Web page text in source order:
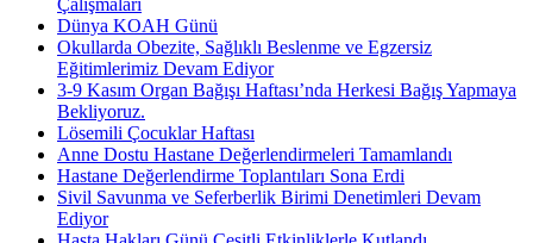
Dünya KOAH Günü
Okullarda Obezite, Sağlıklı Beslenme ve Egzersiz
Eğitimlerimiz Devam Ediyor
3-9 Kasım Organ Bağışı Haftası’nda Herkesi Bağış Yapmaya
Bekliyoruz.
Lösemili Çocuklar Haftası
Anne Dostu Hastane Değerlendirmeleri Tamamlandı
Hastane Değerlendirme Toplantıları Sona Erdi
Sivil Savunma ve Seferberlik Birimi Denetimleri Devam
Ediyor